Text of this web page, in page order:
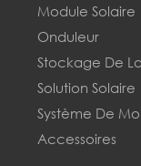
Module Solaire
Onduleur
Stockage De
Solution Solaire
Système De
Accessoires